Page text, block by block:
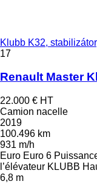
Klubb K32,
17
Renault Master
22.000 € HT
Camion nacelle
2019
100.496 km
931 m/h
Euro Euro 6
l’élévateur KLUBB
6,8 m